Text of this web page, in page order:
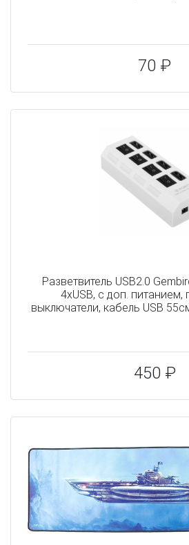
70 ₽
Разветвитель USB2.0
4хUSB, с доп. питанием,
выключатели, кабель USB
450 ₽